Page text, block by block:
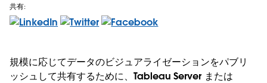
共有:
規模に応じてデータのビジュアライゼーションをパブリ
ッシュして共有するために、Tableau Server または